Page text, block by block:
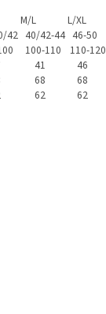
M/L
L/XL
42 40/42-44 46-50
100-110
110-120
41
46
68
68
62 62